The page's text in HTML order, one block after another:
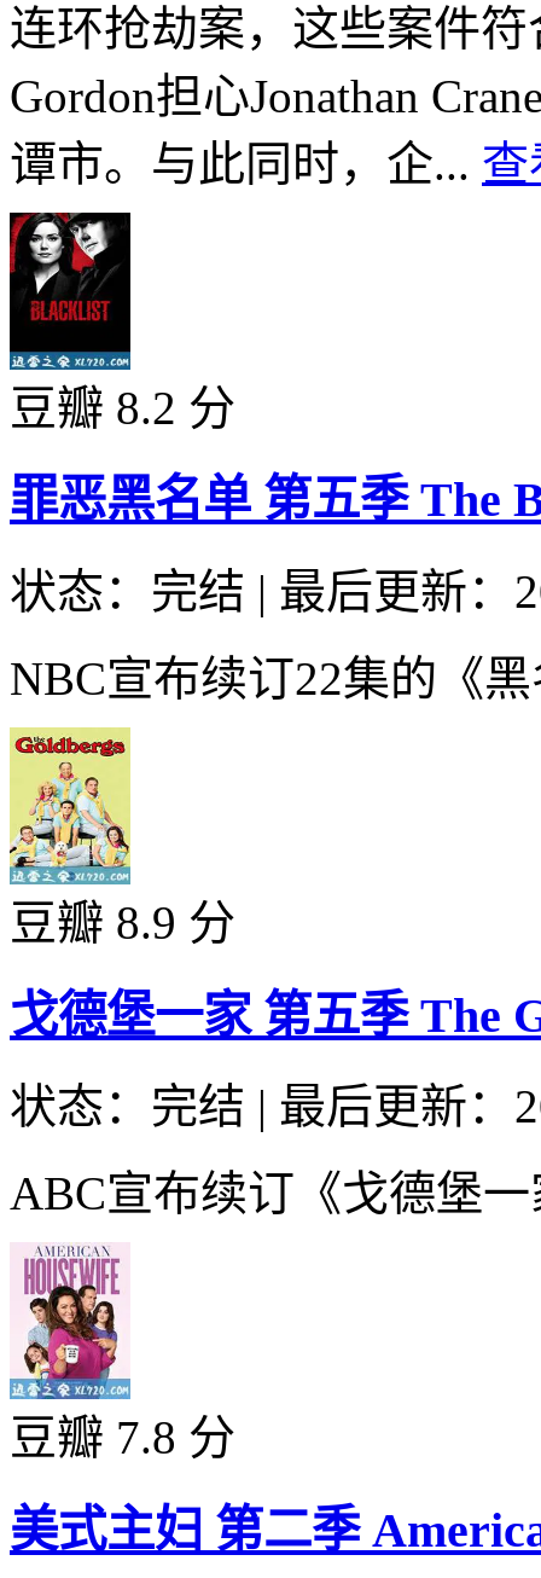
连环抢劫案，这些案件
Gordon担心Jonathan
谭市。与此同时，企... 查
豆瓣 8.2 分
罪恶黑名单 第五季 The
状态：完结 | 最后更新：
NBC宣布续订22集的《
豆瓣 8.9 分
戈德堡一家 第五季 The
状态：完结 | 最后更新：
ABC宣布续订《戈德堡
豆瓣 7.8 分
美式主妇 第二季